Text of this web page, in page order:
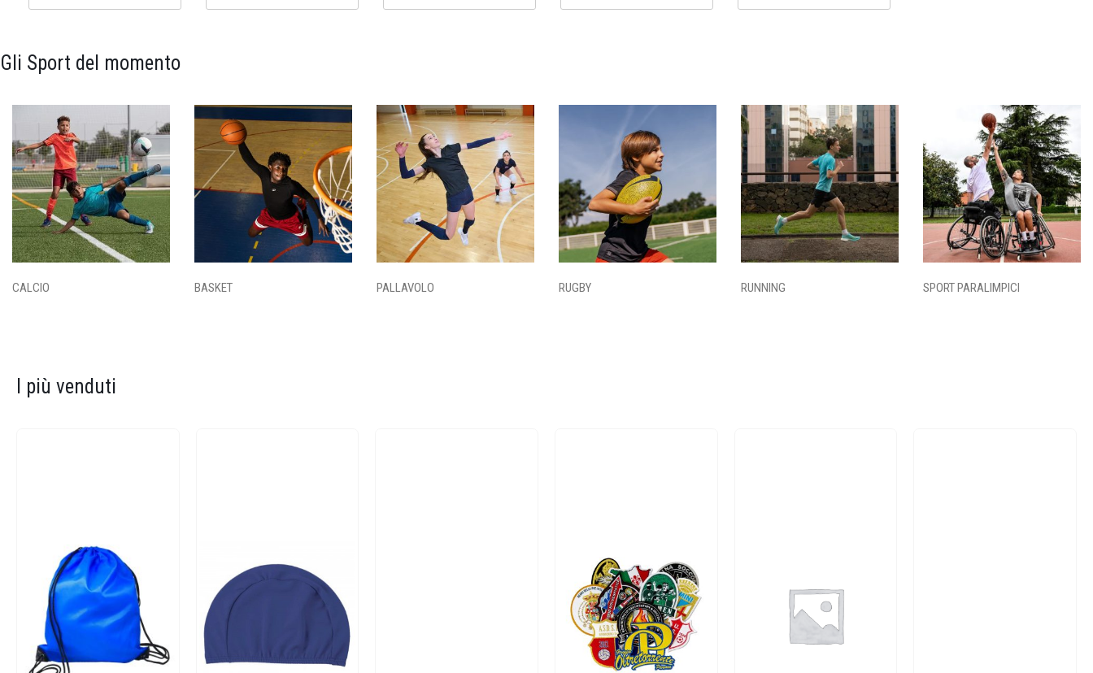
Gli Sport del momento
CALCIO BASKET PALLAVOLO RUGBY RUNNING SPORT PARALIMPICI
I più venduti